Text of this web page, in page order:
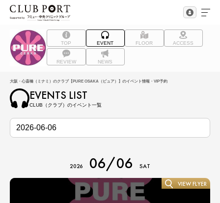
TOP EVENT FLOOR ACCESS
REVIEW NEWS
大阪・心斎橋（ミナミ）のクラブ【PURE OSAKA（ピュア）】のイベント情報・VIP予約
EVENTS LIST
CLUB（クラブ）のイベント一覧
2026 06/06 SAT
VIEW FLYER